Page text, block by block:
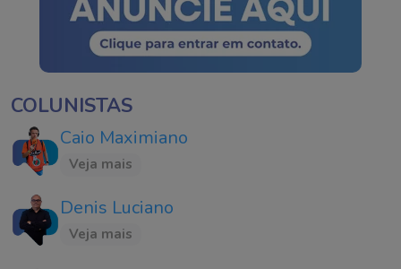
COLUNISTAS
Caio Maximiano
Veja mais
Denis Luciano
Veja mais